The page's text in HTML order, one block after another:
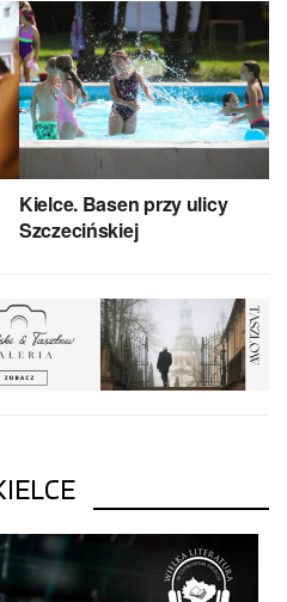
Kielce. Basen przy ulicy
Szczecińskiej